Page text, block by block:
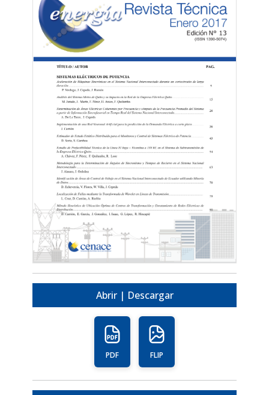
Abrir | Descargar
PDF FLIP